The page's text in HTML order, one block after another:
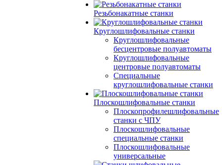
Резьбонакатные станки
Круглошлифовальные станки
Круглошлифовальные
бесцентровые полуавтоматы
Круглошлифовальные
центровые полуавтоматы
Специальные
круглошлифовальные станки
Плоскошлифовальные станки
Плоскопрофилешлифовальные
станки с ЧПУ
Плоскошлифовальные
специальные станки
Плоскошлифовальные
универсальные